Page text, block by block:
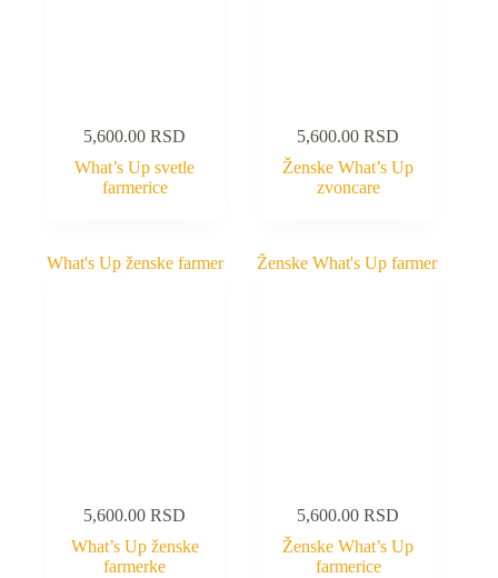
5,600.00RSD
What’s Up svetle
farmerice
5,600.00RSD
Ženske What’s Up
zvoncare
5,600.00RSD
What’s Up ženske
farmerke
5,600.00RSD
Ženske What’s Up
farmerice